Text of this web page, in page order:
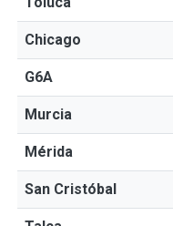
Chicago
G6A
Murcia
Mérida
San Cristóbal